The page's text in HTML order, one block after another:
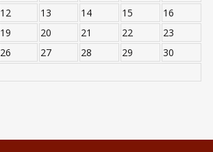
12 13 14 15
16
19 20 21 22
23
26 27 28 29
30